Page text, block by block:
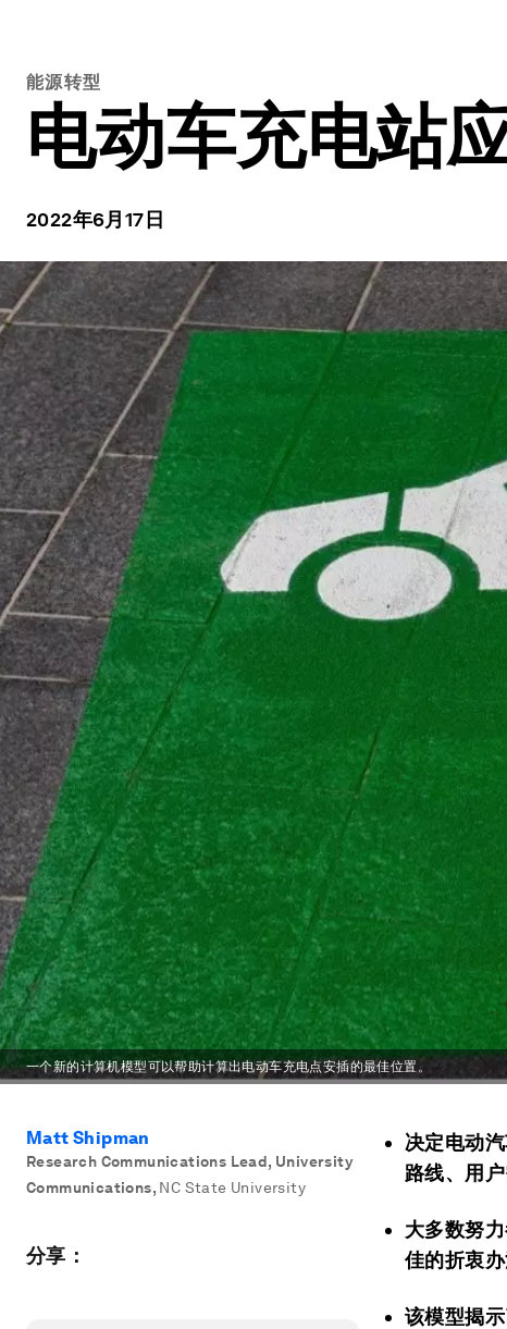
能源转型
电动车充电站
2022年6月17日
一个新的计算机模型可以帮助计算出电动车充电点安插的最佳位置。
Matt Shipman
Research Communications Lead, University
Communications, NC State University
分享：
决定电动
路线、用
大多数努
佳的折衷办
该模型揭